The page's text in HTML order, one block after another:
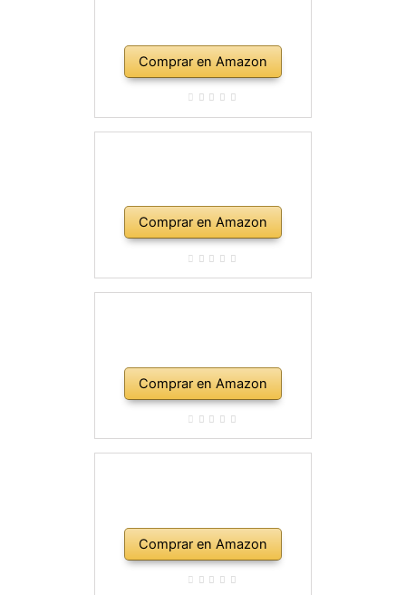
Comprar en Amazon
Comprar en Amazon
Comprar en Amazon
Comprar en Amazon